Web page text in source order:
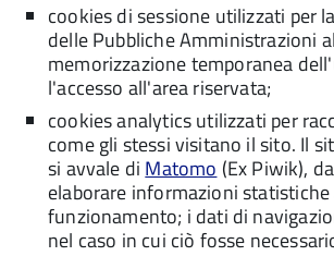
cookies di sessione utilizzati per
delle Pubbliche Amministrazioni
memorizzazione temporanea
l'accesso all'area riservata;
cookies analytics utilizzati per
come gli stessi visitano il sito. Il
si avvale di Matomo (Ex Piwik),
elaborare informazioni
funzionamento; i dati di
nel caso in cui ciò fosse